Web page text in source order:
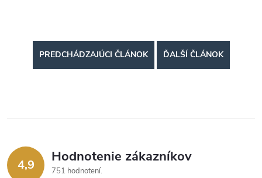
PREDCHÁDZAJÚCI ČLÁNOK ĎALŠÍ ČLÁNOK
4,9 Hodnotenie zákazníkov
751 hodnotení